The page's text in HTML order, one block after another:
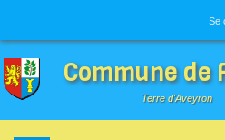
Se
Commune de
Terre d'Aveyron